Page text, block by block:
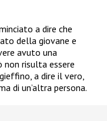
a dire che
della giovane e
avuto una
non risulta essere
a dire il vero,
di un’altra persona.